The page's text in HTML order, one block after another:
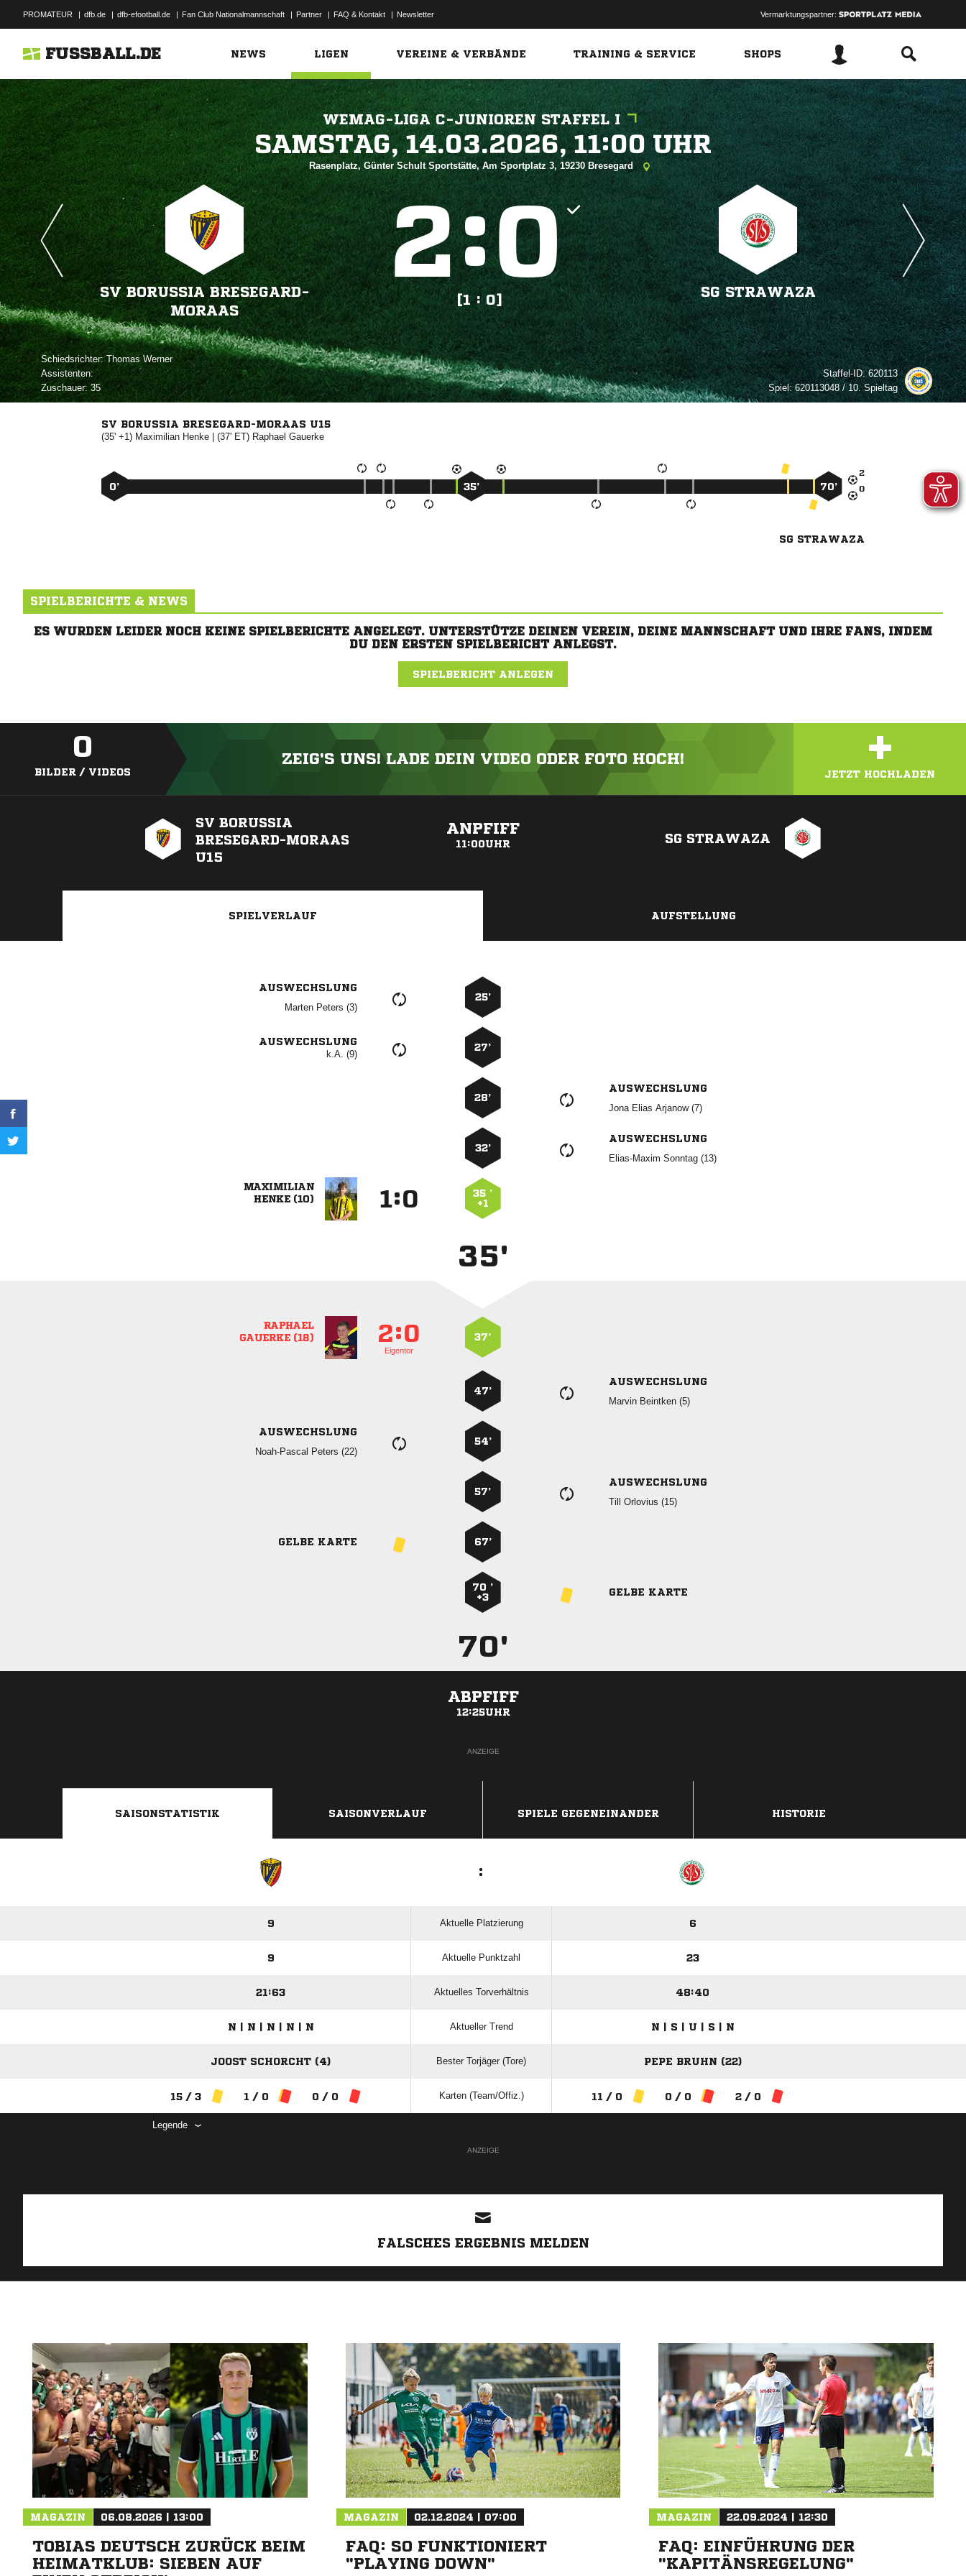
PROMATEUR | dfb.de | dfb-efootball.de | Fan Club Nationalmannschaft | Partner | FAQ & Kontakt | Newsletter Vermarktungspartner:
FUSSBALL.DE NEWS LIGEN VEREINE & VERBÄNDE TRAINING & SERVICE SHOPS
WEMAG-LIGA C-JUNIOREN STAFFEL I
   
Rasenplatz, Günter Schult Sportstätte, Am Sportplatz 3, 19230 Bresegard
SV BORUSSIA BRESEGARD-
MORAAS
:
[1 : 0]
SG STRAWAZA
Schiedsrichter: 
Assistenten:
Zuschauer:35
Staffel-ID:620113
Spiel:620113048 / 10. Spieltag
SV BORUSSIA BRESEGARD-MORAAS U15
(35' +1) | (37' ET)  


0’ 35’ 70’
SG STRAWAZA
SPIELBERICHTE & NEWS
ES WURDEN LEIDER NOCH KEINE SPIELBERICHTE ANGELEGT. UNTERSTÜTZE DEINEN VEREIN, DEINE MANNSCHAFT UND IHRE FANS, INDEM
DU DEN ERSTEN SPIELBERICHT ANLEGST.
SPIELBERICHT ANLEGEN
0
BILDER / VIDEOS
ZEIG'S UNS! LADE DEIN VIDEO ODER FOTO HOCH! +
JETZT HOCHLADEN
SV BORUSSIA
BRESEGARD-MORAAS
U15
ANPFIFF
11:00UHR SG STRAWAZA
SPIELVERLAUF AUFSTELLUNG
AUSWECHSLUNG
  
25’
AUSWECHSLUNG
k.A. (9)
27’
28’
AUSWECHSLUNG
   
32’
AUSWECHSLUNG
  

 
:
35 ’
+1
35'

 
:
Eigentor
37’
47’
AUSWECHSLUNG
  
AUSWECHSLUNG
  
54’
57’
AUSWECHSLUNG
  
GELBE KARTE 67’
70 ’
+3
GELBE KARTE
70'
ABPFIFF
12:25UHR
ANZEIGE
SAISONSTATISTIK SAISONVERLAUF SPIELE GEGENEINANDER HISTORIE
:
9 Aktuelle Platzierung 6
9 Aktuelle Punktzahl 23
21:63 Aktuelles Torverhältnis 48:40
N | N | N | N | N Aktueller Trend N | S | U | S | N
JOOST SCHORCHT (4) Bester Torjäger (Tore) PEPE BRUHN (22)
15 / 3 1 / 0 0 / 0 Karten (Team/Offiz.) 11 / 0 0 / 0 2 / 0
Legende
ANZEIGE
FALSCHES ERGEBNIS MELDEN
MAGAZIN 06.08.2026 | 13:00
TOBIAS DEUTSCH ZURÜCK BEIM
HEIMATKLUB: SIEBEN AUF
MAGAZIN 02.12.2024 | 07:00
FAQ: SO FUNKTIONIERT
"PLAYING DOWN"
MAGAZIN 22.09.2024 | 12:30
FAQ: EINFÜHRUNG DER
"KAPITÄNSREGELUNG"